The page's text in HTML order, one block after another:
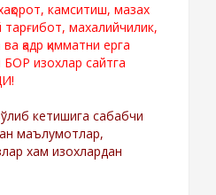
камситиш, мазах
тарғибот, махалийчилик,
қадр қимматни ерга
изохлар сайтга
кетишига сабабчи
маълумотлар,
хам изохлардан